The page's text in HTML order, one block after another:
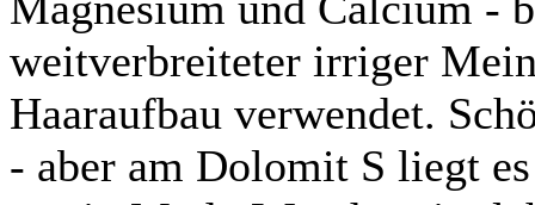
weitverbreiteter irriger
Haaraufbau verwendet.
- aber am Dolomit S liegt